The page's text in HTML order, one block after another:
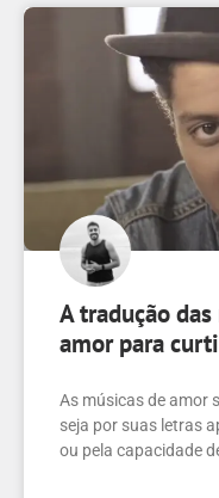
A tradução
amor para
As músicas de amor
seja por suas letras
ou pela capacidade